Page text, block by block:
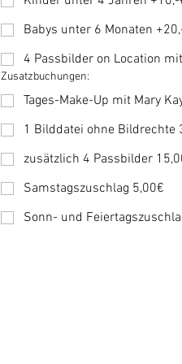
Babys unter 6 Monaten
4 Passbilder on Location
Zusatzbuchungen:
Tages-Make-Up mit Mary
1 Bilddatei ohne Bildrechte
zusätzlich 4 Passbilder
Samstagszuschlag 5,00€
Sonn- und